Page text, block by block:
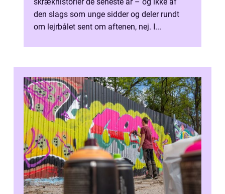
den slags som unge sidder og deler rundt
om lejrbålet sent om aftenen, nej. I...